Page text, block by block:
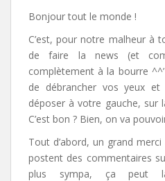
Bonjour tout le monde !
C’est, pour notre malheur
de faire la news (et
complètement à la bourre
de débrancher vos yeux
déposer à votre gauche, sur
C’est bon ? Bien, on va
Tout d’abord, un grand
postent des commentaires
plus sympa, ça peut